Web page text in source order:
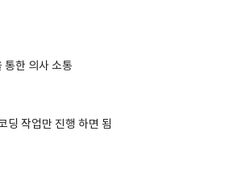
통한 의사 소통
딩 작업만 진행 하면 됨